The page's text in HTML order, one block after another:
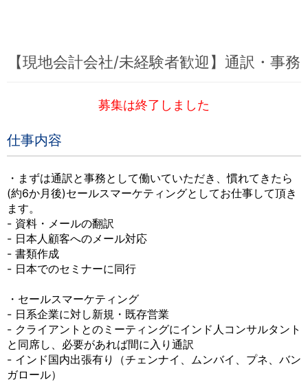
【現地会計会社/未経験者歓迎】通訳・事務
募集は終了しました
仕事内容
・まずは通訳と事務として働いていただき、慣れてきたら
(約6か月後)セールスマーケティングとしてお仕事して頂き
ます。
- 資料・メールの翻訳
- 日本人顧客へのメール対応
- 書類作成
- 日本でのセミナーに同行
・セールスマーケティング
- 日系企業に対し新規・既存営業
- クライアントとのミーティングにインド人コンサルタント
と同席し、必要があれば間に入り通訳
- インド国内出張有り（チェンナイ、ムンバイ、プネ、バン
ガロール）